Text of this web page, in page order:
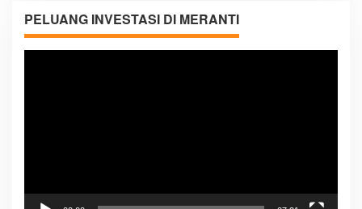
PELUANG INVESTASI DI MERANTI